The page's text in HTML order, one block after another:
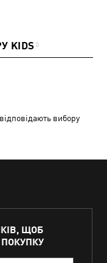
KIDS 0
вибору
ЩОБ